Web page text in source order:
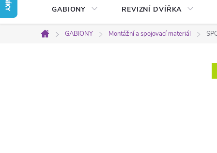
GABIONY REVIZNÍ DVÍŘKA
Domů
GABIONY Montážní a spojovací materiál